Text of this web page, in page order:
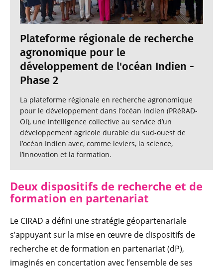
Plateforme régionale de recherche
agronomique pour le
développement de l'océan Indien -
Phase 2
La plateforme régionale en recherche agronomique
pour le développement dans l’océan Indien (PRéRAD-
OI), une intelligence collective au service d’un
développement agricole durable du sud-ouest de
l’océan Indien avec, comme leviers, la science,
l’innovation et la formation.
Deux dispositifs de recherche et de
formation en partenariat
Le CIRAD a défini une stratégie géopartenariale
s’appuyant sur la mise en œuvre de dispositifs de
recherche et de formation en partenariat (dP),
imaginés en concertation avec l’ensemble de ses